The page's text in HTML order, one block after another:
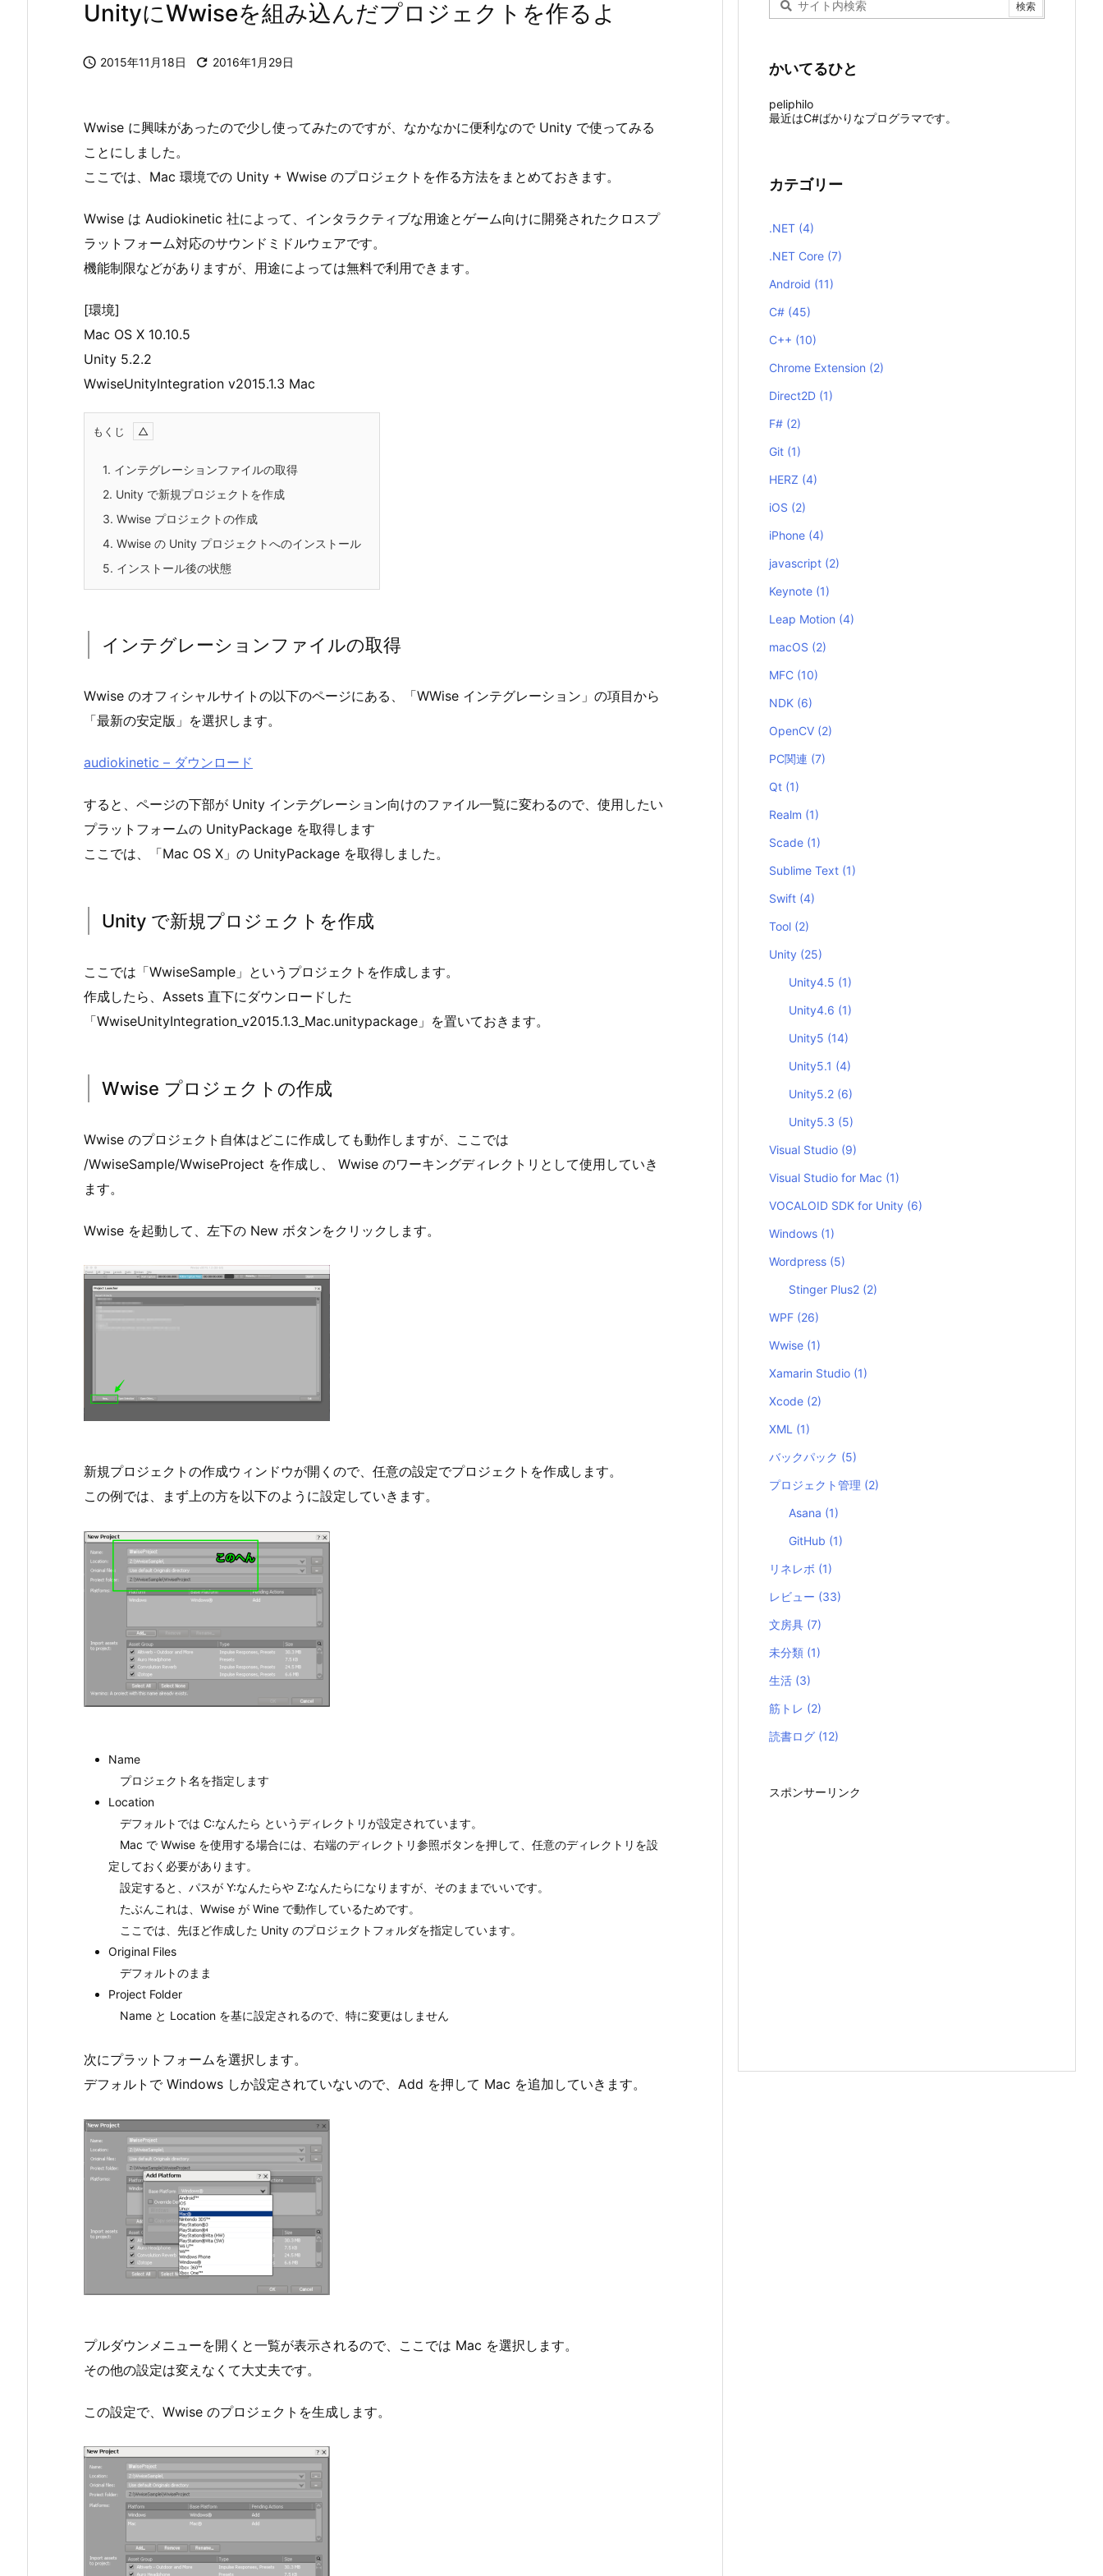
UnityにWwiseを組み込んだプロジェクトを作るよ
 2015年11月18日  2016年1月29日
Wwise に興味があったので少し使ってみたのですが、なかなかに便利なので Unity で使ってみる
ことにしました。
ここでは、Mac 環境での Unity + Wwise のプロジェクトを作る方法をまとめておきます。
Wwise は Audiokinetic 社によって、インタラクティブな用途とゲーム向けに開発されたクロスプ
ラットフォーム対応のサウンドミドルウェアです。
機能制限などがありますが、用途によっては無料で利用できます。
[環境]
Mac OS X 10.10.5
Unity 5.2.2
WwiseUnityIntegration v2015.1.3 Mac
もくじ
1. インテグレーションファイルの取得
2. Unity で新規プロジェクトを作成
3. Wwise プロジェクトの作成
4. Wwise の Unity プロジェクトへのインストール
5. インストール後の状態
インテグレーションファイルの取得
Wwise のオフィシャルサイトの以下のページにある、「WWise インテグレーション」の項目から
「最新の安定版」を選択します。
audiokinetic – ダウンロード
すると、ページの下部が Unity インテグレーション向けのファイル一覧に変わるので、使用したい
プラットフォームの UnityPackage を取得します
ここでは、「Mac OS X」の UnityPackage を取得しました。
Unity で新規プロジェクトを作成
ここでは「WwiseSample」というプロジェクトを作成します。
作成したら、Assets 直下にダウンロードした
「WwiseUnityIntegration_v2015.1.3_Mac.unitypackage」を置いておきます。
Wwise プロジェクトの作成
Wwise のプロジェクト自体はどこに作成しても動作しますが、ここでは
/WwiseSample/WwiseProject を作成し、 Wwise のワーキングディレクトリとして使用していき
ます。
Wwise を起動して、左下の New ボタンをクリックします。
新規プロジェクトの作成ウィンドウが開くので、任意の設定でプロジェクトを作成します。
この例では、まず上の方を以下のように設定していきます。
Name
プロジェクト名を指定します
Location
デフォルトでは C:なんたら というディレクトリが設定されています。
Mac で Wwise を使用する場合には、右端のディレクトリ参照ボタンを押して、任意のディレクトリを設
定しておく必要があります。
設定すると、パスが Y:なんたらや Z:なんたらになりますが、そのままでいいです。
たぶんこれは、Wwise が Wine で動作しているためです。
ここでは、先ほど作成した Unity のプロジェクトフォルダを指定しています。
Original Files
デフォルトのまま
Project Folder
Name と Location を基に設定されるので、特に変更はしません
次にプラットフォームを選択します。
デフォルトで Windows しか設定されていないので、Add を押して Mac を追加していきます。
プルダウンメニューを開くと一覧が表示されるので、ここでは Mac を選択します。
その他の設定は変えなくて大丈夫です。
この設定で、Wwise のプロジェクトを生成します。
かいてるひと
peliphilo
最近はC#ばかりなプログラマです。
カテゴリー
.NET (4)
.NET Core (7)
Android (11)
C# (45)
C++ (10)
Chrome Extension (2)
Direct2D (1)
F# (2)
Git (1)
HERZ (4)
iOS (2)
iPhone (4)
javascript (2)
Keynote (1)
Leap Motion (4)
macOS (2)
MFC (10)
NDK (6)
OpenCV (2)
PC関連 (7)
Qt (1)
Realm (1)
Scade (1)
Sublime Text (1)
Swift (4)
Tool (2)
Unity (25)
Unity4.5 (1)
Unity4.6 (1)
Unity5 (14)
Unity5.1 (4)
Unity5.2 (6)
Unity5.3 (5)
Visual Studio (9)
Visual Studio for Mac (1)
VOCALOID SDK for Unity (6)
Windows (1)
Wordpress (5)
Stinger Plus2 (2)
WPF (26)
Wwise (1)
Xamarin Studio (1)
Xcode (2)
XML (1)
バックパック (5)
プロジェクト管理 (2)
Asana (1)
GitHub (1)
リネレボ (1)
レビュー (33)
文房具 (7)
未分類 (1)
生活 (3)
筋トレ (2)
読書ログ (12)
スポンサーリンク